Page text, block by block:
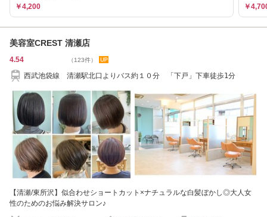
￥4,200 ￥
美容室CREST 清瀬店
4.54 （123件）
西武池袋線 清瀬駅北口よりバス約１０分 「下戸」下車徒歩1分
【清瀬/東所沢】似合わせショートカット×ナチュラルな白髪ぼかし◎大人女
性のためのお悩み解決サロン♪